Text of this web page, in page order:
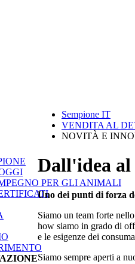
PER GLI ANIMALI
Sempione IT
VENDITA AL
NOVITÀ E
Dall'idea al
Uno dei punti di forza
Siamo un team forte
how siamo in grado di
e le esigenze dei
Siamo sempre aperti a